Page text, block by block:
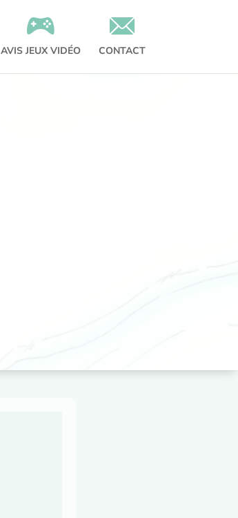
AVIS JEUX VIDÉO CONTACT